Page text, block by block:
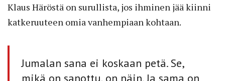
Klaus Häröstä on surullista, jos ihminen jää kiinni
katkeruuteen omia vanhempiaan kohtaan.
Jumalan sana ei koskaan petä. Se,
mikä on sanottu, on näin. Ja sama on